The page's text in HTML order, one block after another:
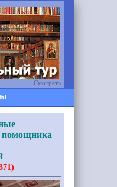
Смотреть